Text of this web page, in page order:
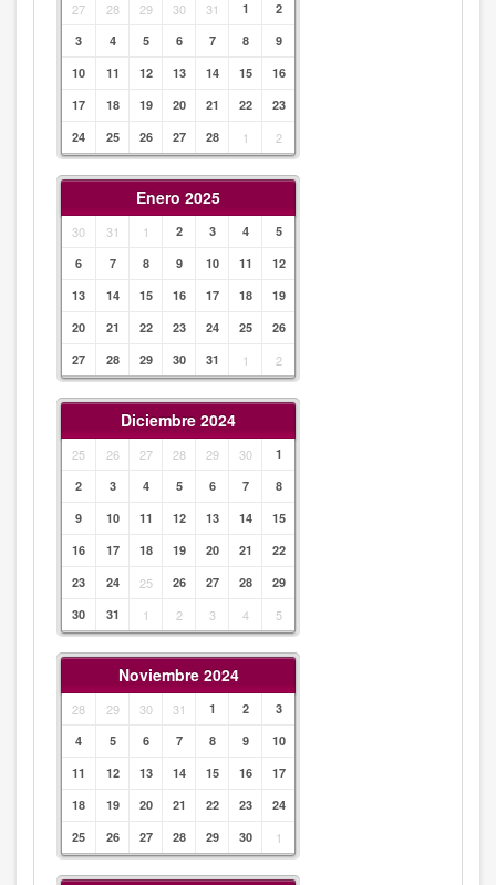
27 28 29 30 31 1
2
3
4 5 6 7 8
9
10
11 12 13 14 15
16
17
18 19 20 21 22
23
24
25 26 27 28 1 2
Enero 2025
30 31 1 2 3 4
5
6
7 8 9 10 11
12
13
14 15 16 17 18
19
20
21 22 23 24 25
26
27
28 29 30 31 1 2
Diciembre 2024
25 26 27 28 29 30
1
2
3 4 5 6 7
8
9
10 11 12 13 14
15
16
17 18 19 20 21
22
23
24 25 26 27 28
29
30
31 1 2 3 4 5
Noviembre 2024
28 29 30 31 1 2
3
4
5 6 7 8 9
10
11
12 13 14 15 16
17
18
19 20 21 22 23
24
25
26 27 28 29 30 1